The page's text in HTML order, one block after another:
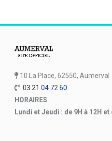
10 La Place, 62550, Aumerval
03 21 04 72 60
HORAIRES
Lundi et Jeudi : de 9H à 12H et